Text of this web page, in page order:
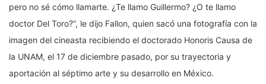
pero no sé cómo llamarte. ¿Te llamo Guillermo? ¿O te llamo
doctor Del Toro?”, le dijo Fallon, quien sacó una fotografía con la
imagen del cineasta recibiendo el doctorado Honoris Causa de
la UNAM, el 17 de diciembre pasado, por su trayectoria y
aportación al séptimo arte y su desarrollo en México.